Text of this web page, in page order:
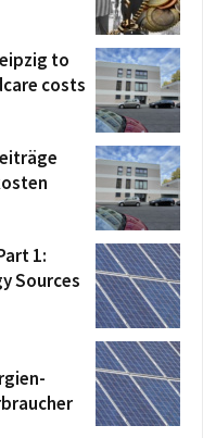
to
costs
1:
Sources